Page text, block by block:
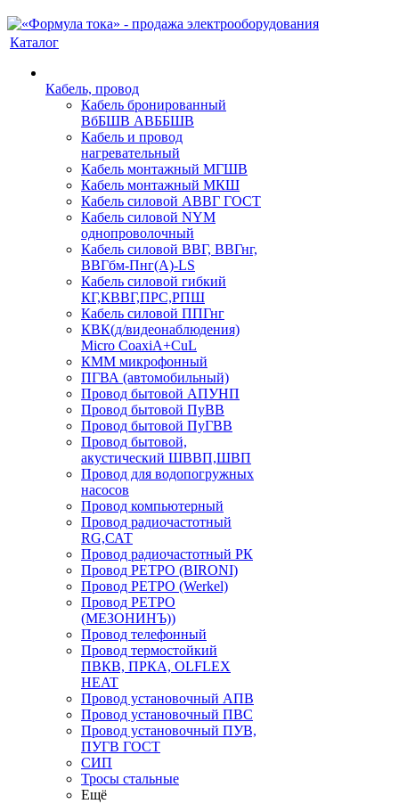
Каталог
Кабель, провод
Кабель бронированный
ВбБШВ АВББШВ
Кабель и провод
нагревательный
Кабель монтажный МГШВ
Кабель монтажный МКШ
Кабель силовой АВВГ ГОСТ
Кабель силовой NYM
однопроволочный
Кабель силовой ВВГ, ВВГнг,
ВВГбм-Пнг(А)-LS
Кабель силовой гибкий
КГ,КВВГ,ПРС,РПШ
Кабель силовой ППГнг
КВК(д/видеонаблюдения)
Micro CoaxiA+CuL
КММ микрофонный
ПГВА (автомобильный)
Провод бытовой АПУНП
Провод бытовой ПуВВ
Провод бытовой ПуГВВ
Провод бытовой,
акустический ШВВП,ШВП
Провод для водопогружных
насосов
Провод компьютерный
Провод радиочастотный
RG,САТ
Провод радиочастотный РК
Провод РЕТРО (BIRONI)
Провод РЕТРО (Werkel)
Провод РЕТРО
(МЕЗОНИНЪ))
Провод телефонный
Провод термостойкий
ПВКВ, ПРКА, OLFLEX
HEAT
Провод установочный АПВ
Провод установочный ПВС
Провод установочный ПУВ,
ПУГВ ГОСТ
СИП
Тросы стальные
Ещё